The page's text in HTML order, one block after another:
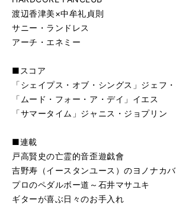
渡辺香津美×中牟礼貞則
サニー・ランドレス
アーチ・エネミー
■スコア
「シェイプス・オブ・シングス」ジェフ
「ムード・フォー・ア・デイ」イエス
「サマータイム」ジャニス・ジョプリン
■連載
戸高賢史の亡霊的音歪遊戯會
吉野寿（イースタンユース）のヨノナカ
プロのペダルボー道～石井マサユキ
ギターが喜ぶ日々のお手入れ